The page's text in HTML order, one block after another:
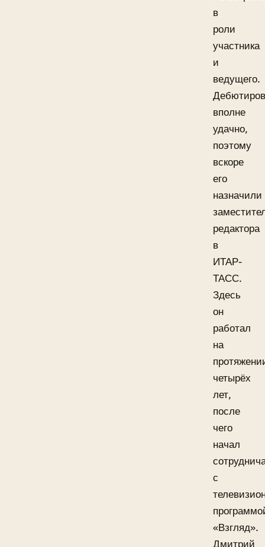
в
роли
участника
и
ведущего.
вполне
удачно,
поэтому
вскоре
его
назначили
редактора
в
ИТАР-
ТАСС.
Здесь
он
работал
на
четырёх
лет,
после
чего
начал
с
«Взгляд».
Дмитрий